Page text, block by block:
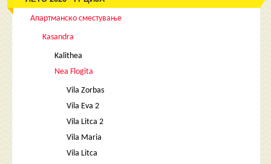
Апартманско сместување
Kasandra
Kalithea
Nea Flogita
Vila Zorbas
Vila Eva 2
Vila Litca 2
Vila Maria
Vila Litca